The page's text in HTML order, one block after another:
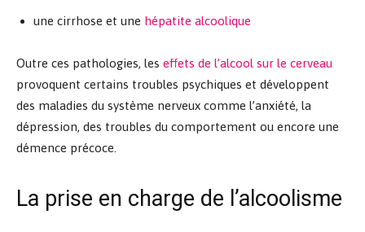
une cirrhose et une hépatite alcoolique
Outre ces pathologies, les effets de l’alcool sur le cerveau
provoquent certains troubles psychiques et développent
des maladies du système nerveux comme l’anxiété, la
dépression, des troubles du comportement ou encore une
démence précoce.
La prise en charge de l’alcoolisme